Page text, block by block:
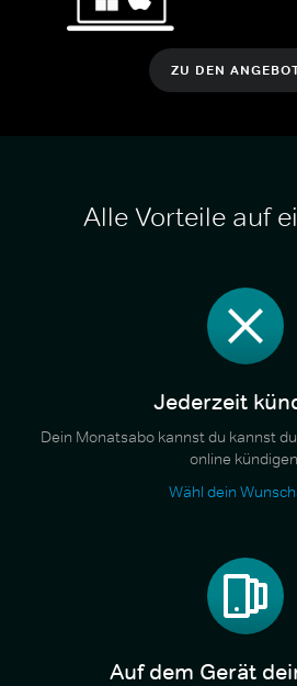
ZU DEN
Alle Vorteile auf
Jederzeit
Dein Monatsabo kannst du kannst
online
Wähl dein
Auf dem Gerät